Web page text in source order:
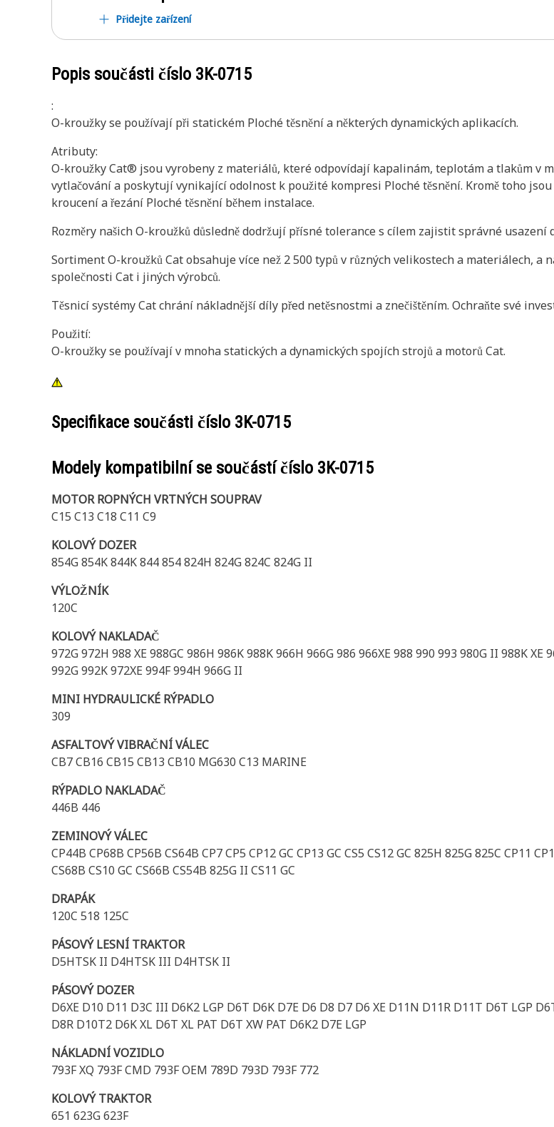
Přidejte zařízení
Popis součásti číslo 3K-0715
:
O-kroužky se používají při statickém Ploché těsnění a některých dynamických aplikacích.
Atributy:
O-kroužky Cat® jsou vyrobeny z materiálů, které odpovídají kapalinám, teplotám a tlakům v
vytlačování a poskytují vynikající odolnost k použité kompresi Ploché těsnění. Kromě toho
kroucení a řezání Ploché těsnění během instalace.
Rozměry našich O-kroužků důsledně dodržují přísné tolerance s cílem zajistit správné
Sortiment O-kroužků Cat obsahuje více než 2 500 typů v různých velikostech a materiálech,
společnosti Cat i jiných výrobců.
Těsnicí systémy Cat chrání nákladnější díly před netěsnostmi a znečištěním. Ochraňte své
Použití:
O-kroužky se používají v mnoha statických a dynamických spojích strojů a motorů Cat.
Specifikace součásti číslo 3K-0715
Modely kompatibilní se součástí číslo 3K-0715
MOTOR ROPNÝCH VRTNÝCH SOUPRAV
C15 C13 C18 C11 C9
KOLOVÝ DOZER
854G 854K 844K 844 854 824H 824G 824C 824G II
VÝLOŽNÍK
120C
KOLOVÝ NAKLADAČ
972G 972H 988 XE 988GC 986H 986K 988K 966H 966G 986 966XE 988 990 993 980G II 988K
992G 992K 972XE 994F 994H 966G II
MINI HYDRAULICKÉ RÝPADLO
309
ASFALTOVÝ VIBRAČNÍ VÁLEC
CB7 CB16 CB15 CB13 CB10 MG630 C13 MARINE
RÝPADLO NAKLADAČ
446B 446
ZEMINOVÝ VÁLEC
CP44B CP68B CP56B CS64B CP7 CP5 CP12 GC CP13 GC CS5 CS12 GC 825H 825G 825C CP11
CS68B CS10 GC CS66B CS54B 825G II CS11 GC
DRAPÁK
120C 518 125C
PÁSOVÝ LESNÍ TRAKTOR
D5HTSK II D4HTSK III D4HTSK II
PÁSOVÝ DOZER
D6XE D10 D11 D3C III D6K2 LGP D6T D6K D7E D6 D8 D7 D6 XE D11N D11R D11T D6T LGP
D8R D10T2 D6K XL D6T XL PAT D6T XW PAT D6K2 D7E LGP
NÁKLADNÍ VOZIDLO
793F XQ 793F CMD 793F OEM 789D 793D 793F 772
KOLOVÝ TRAKTOR
651 623G 623F